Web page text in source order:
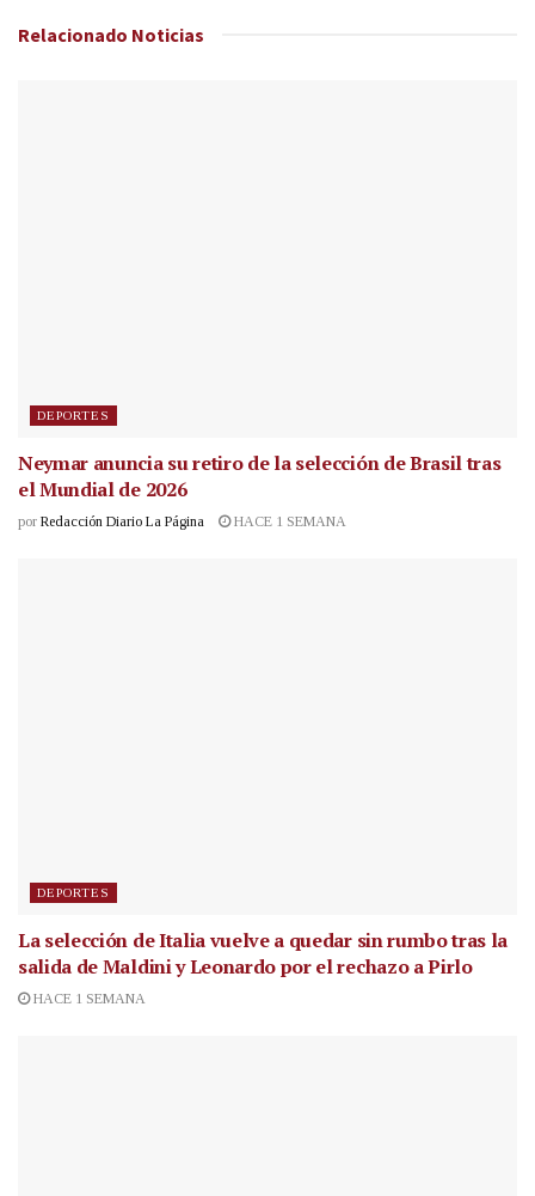
Relacionado Noticias
DEPORTES
Neymar anuncia su retiro de la selección de Brasil tras
el Mundial de 2026
por Redacción Diario La Página HACE 1 SEMANA
DEPORTES
La selección de Italia vuelve a quedar sin rumbo tras la
salida de Maldini y Leonardo por el rechazo a Pirlo
HACE 1 SEMANA